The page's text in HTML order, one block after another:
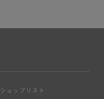
ショップリスト